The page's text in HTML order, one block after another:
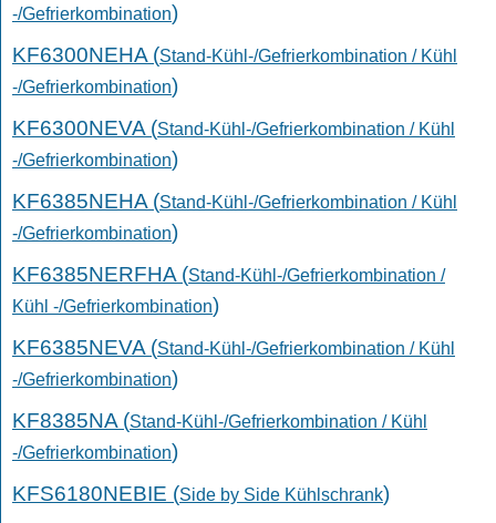
-/Gefrierkombination)
KF6300NEHA (Stand-Kühl-/Gefrierkombination / Kühl
-/Gefrierkombination)
KF6300NEVA (Stand-Kühl-/Gefrierkombination / Kühl
-/Gefrierkombination)
KF6385NEHA (Stand-Kühl-/Gefrierkombination / Kühl
-/Gefrierkombination)
KF6385NERFHA (Stand-Kühl-/Gefrierkombination /
Kühl -/Gefrierkombination)
KF6385NEVA (Stand-Kühl-/Gefrierkombination / Kühl
-/Gefrierkombination)
KF8385NA (Stand-Kühl-/Gefrierkombination / Kühl
-/Gefrierkombination)
KFS6180NEBIE (Side by Side Kühlschrank)